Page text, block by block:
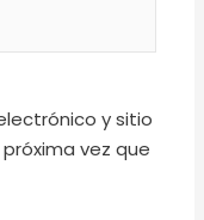
y sitio
vez que